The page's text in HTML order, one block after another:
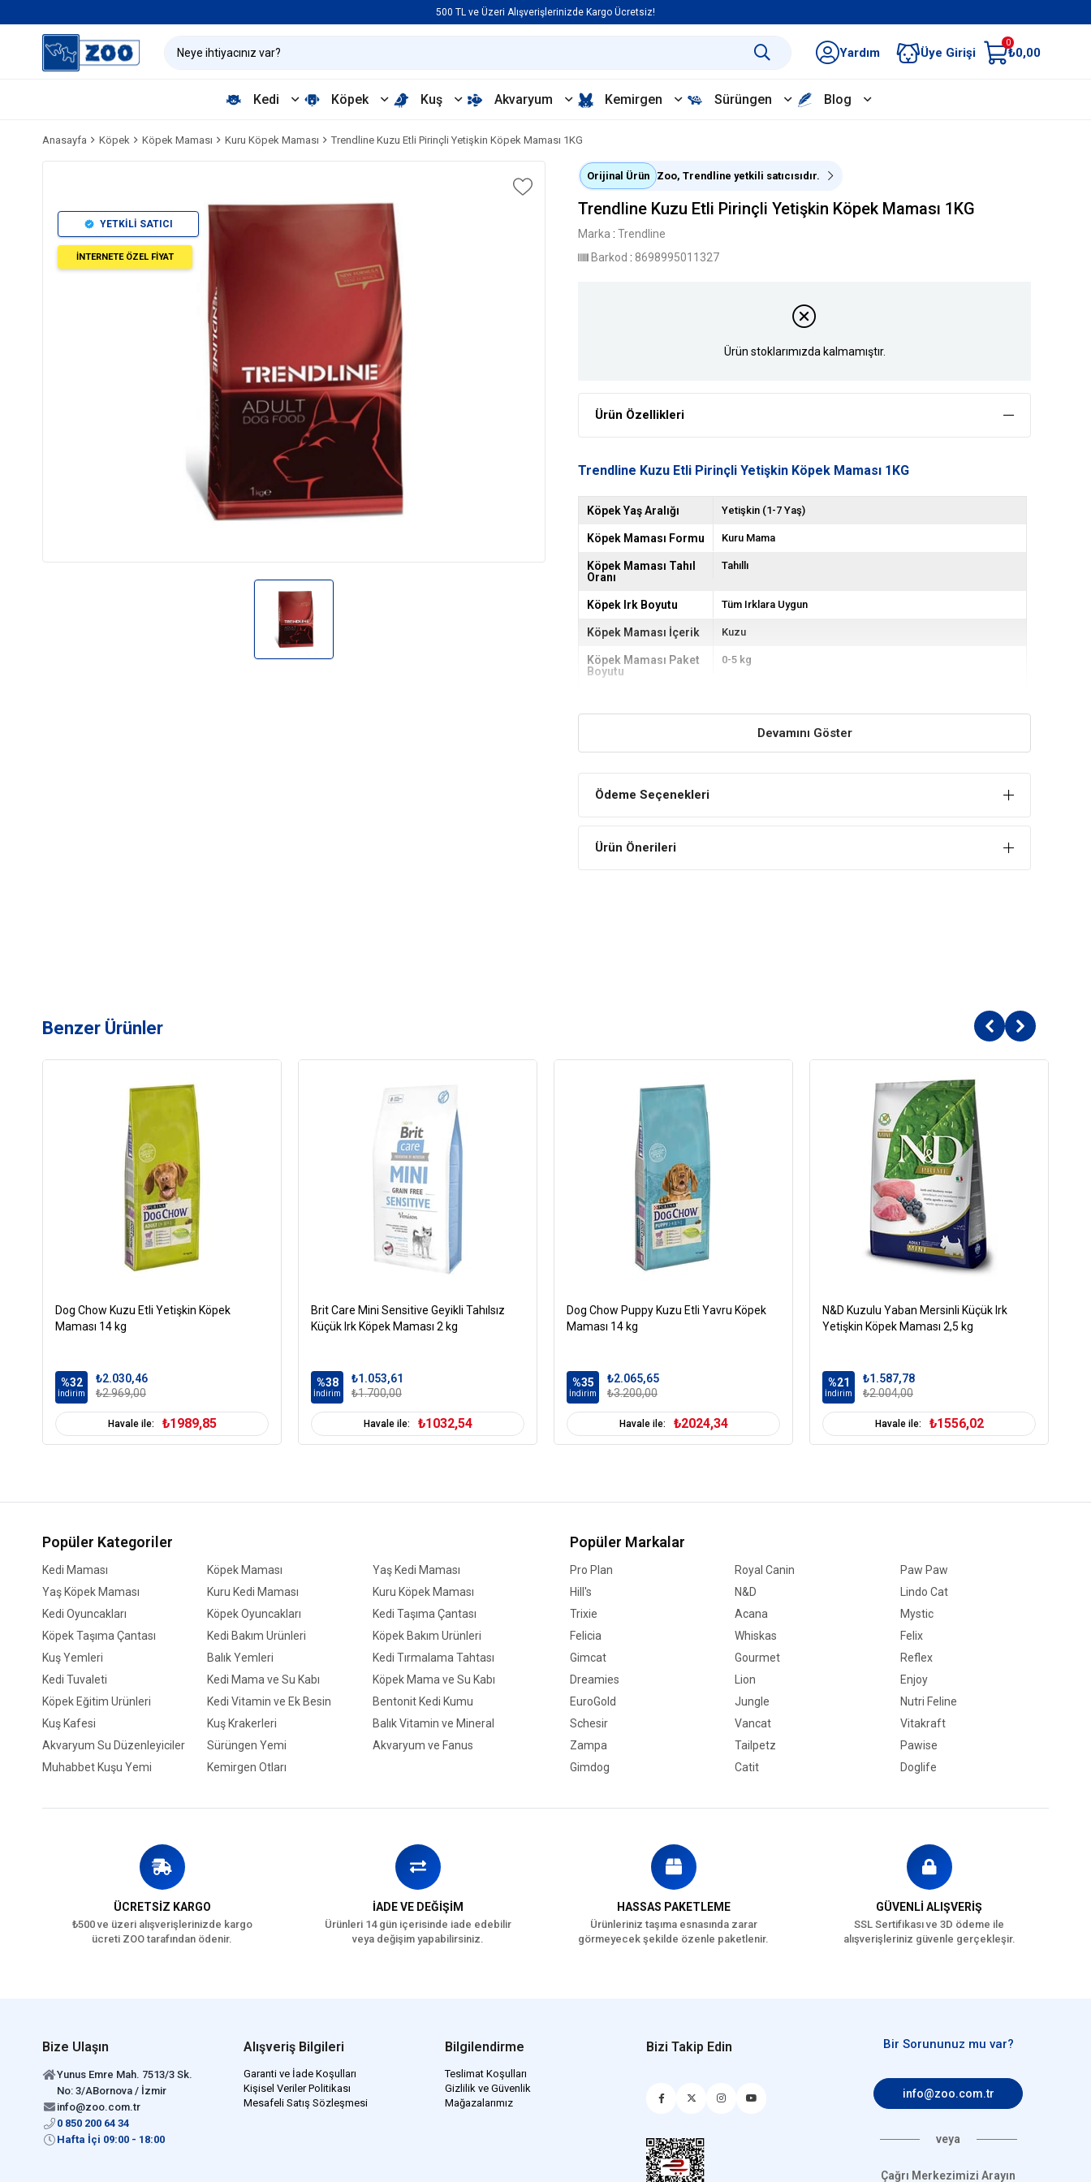
500 TL ve Üzeri Alışverişlerinizde Kargo Ücretsiz!
Yardım Üye Girişi
0
₺0,00
Kedi Köpek Kuş Akvaryum Kemirgen Sürüngen Blog
Anasayfa Köpek Köpek Maması Kuru Köpek Maması Trendline Kuzu Etli Pirinçli Yetişkin Köpek Maması 1KG
YETKİLİ SATICI
İNTERNETE ÖZEL FİYAT
Orijinal Ürün Zoo, Trendline yetkili satıcısıdır.
Trendline Kuzu Etli Pirinçli Yetişkin Köpek Maması 1KG
Marka : Trendline
Barkod : 8698995011327
Ürün stoklarımızda kalmamıştır.
Ürün Özellikleri
Trendline Kuzu Etli Pirinçli Yetişkin Köpek Maması 1KG
Köpek Yaş Aralığı Yetişkin (1-7 Yaş)
Köpek Maması Formu Kuru Mama
Köpek Maması Tahıl
Oranı
Tahıllı
Köpek Irk Boyutu Tüm Irklara Uygun
Köpek Maması İçerik Kuzu
Köpek Maması Paket
Boyutu
0-5 kg
Devamını Göster
Ödeme Seçenekleri
Ürün Önerileri
Benzer Ürünler
Dog Chow Kuzu Etli Yetişkin Köpek
Maması 14 kg
%32
İndirim
₺2.030,46
₺2.969,00
Havale ile: ₺1989,85
Brit Care Mini Sensitive Geyikli Tahılsız
Küçük Irk Köpek Maması 2 kg
%38
İndirim
₺1.053,61
₺1.700,00
Havale ile: ₺1032,54
Dog Chow Puppy Kuzu Etli Yavru Köpek
Maması 14 kg
%35
İndirim
₺2.065,65
₺3.200,00
Havale ile: ₺2024,34
N&D Kuzulu Yaban Mersinli Küçük Irk
Yetişkin Köpek Maması 2,5 kg
%21
İndirim
₺1.587,78
₺2.004,00
Havale ile: ₺1556,02
Popüler Kategoriler
Kedi Maması Köpek Maması
Yaş Kedi Maması
Yaş Köpek Maması
Kuru Kedi Maması
Kuru Köpek Maması
Kedi Oyuncakları
Köpek Oyuncakları
Kedi Taşıma Çantası
Köpek Taşıma Çantası
Kedi Bakım Ürünleri
Köpek Bakım Ürünleri
Kuş Yemleri
Balık Yemleri
Kedi Tırmalama Tahtası
Kedi Tuvaleti
Kedi Mama ve Su Kabı
Köpek Mama ve Su Kabı
Köpek Eğitim Ürünleri
Kedi Vitamin ve Ek Besin
Bentonit Kedi Kumu
Kuş Kafesi
Kuş Krakerleri
Balık Vitamin ve Mineral
Akvaryum Su Düzenleyiciler
Sürüngen Yemi
Akvaryum ve Fanus
Muhabbet Kuşu Yemi
Kemirgen Otları
Popüler Markalar
Pro Plan Royal Canin
Paw Paw
Hill's
N&D
Lindo Cat
Trixie
Acana
Mystic
Felicia
Whiskas
Felix
Gimcat
Gourmet
Reflex
Dreamies
Lion
Enjoy
EuroGold
Jungle
Nutri Feline
Schesir
Vancat
Vitakraft
Zampa
Tailpetz
Pawise
Gimdog
Catit Doglife
ÜCRETSİZ KARGO
₺500 ve üzeri alışverişlerinizde kargo
ücreti ZOO tarafından ödenir.
İADE VE DEĞİŞİM
Ürünleri 14 gün içerisinde iade edebilir
veya değişim yapabilirsiniz.
HASSAS PAKETLEME
Ürünleriniz taşıma esnasında zarar
görmeyecek şekilde özenle paketlenir.
GÜVENLİ ALIŞVERİŞ
SSL Sertifikası ve 3D ödeme ile
alışverişleriniz güvenle gerçekleşir.
Bize Ulaşın
Yunus Emre Mah. 7513/3 Sk.
No: 3/ABornova / İzmir
info@zoo.com.tr
0 850 200 64 34
Hafta İçi 09:00 - 18:00
Alışveriş Bilgileri
Garanti ve İade Koşulları
Kişisel Veriler Politikası
Mesafeli Satış Sözleşmesi
Bilgilendirme
Teslimat Koşulları
Gizlilik ve Güvenlik
Mağazalarımız
Bizi Takip Edin Bir Sorununuz mu var?
info@zoo.com.tr
veya
Çağrı Merkezimizi Arayın